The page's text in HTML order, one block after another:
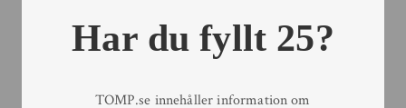
70 cl
Har du fyllt 25?
TOMP.se innehåller information om